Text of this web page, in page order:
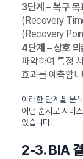
3단계 – 복구 목
(Recovery
(Recovery
4단계 – 상호 의
파악하여 특정
효과를 예측합
이러한 단계별 분
어떤 순서로 서비
있습니다.
2-3. BIA 결